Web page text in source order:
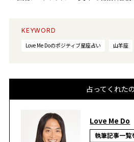
KEYWORD
Love Me Doのポジティブ星座占い
山羊座
占ってくれた
Love Me Do
執筆記事一覧